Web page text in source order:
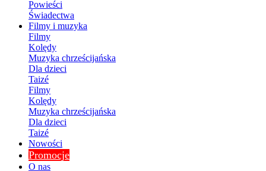
Powieści
Świadectwa
Filmy i muzyka
Filmy
Kolędy
Muzyka chrześcijańska
Dla dzieci
Taizé
Filmy
Kolędy
Muzyka chrześcijańska
Dla dzieci
Taizé
Nowości
Promocje
O nas